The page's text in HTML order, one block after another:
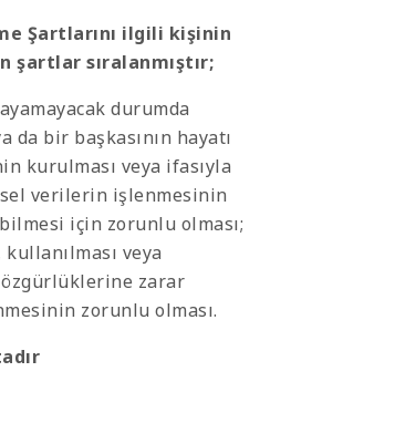
Şartlarını ilgili kişinin
şartlar sıralanmıştır;
durumda
bir başkasının hayatı
kurulması veya ifasıyla
verilerin işlenmesinin
için zorunlu olması;
veya
zarar
zorunlu olması.